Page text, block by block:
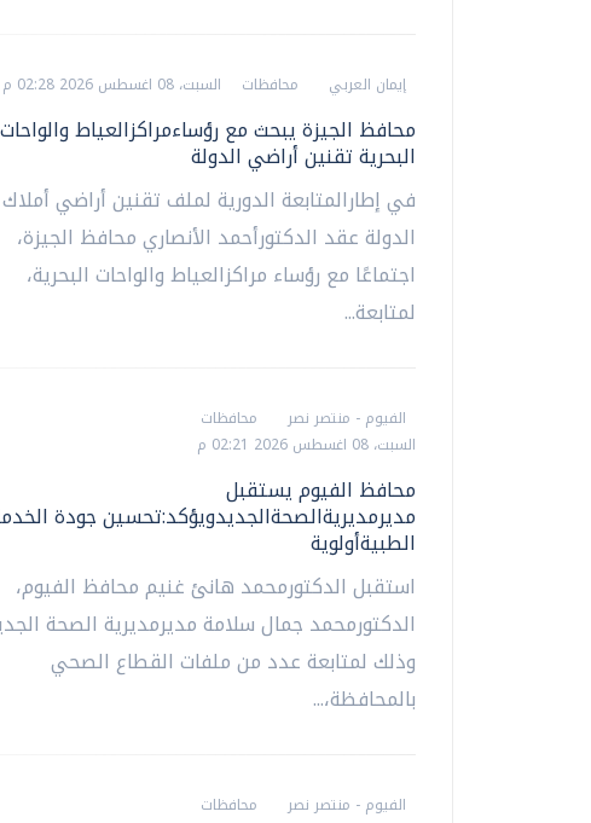
إيمان العربي محافظات السبت، 08 اغسطس 2026 02:28 م
محافظ الجيزة يبحث مع رؤساءمراكزالعياط والواحات
البحرية تقنين أراضي الدولة
في إطارالمتابعة الدورية لملف تقنين أراضي أملاك
الدولة عقد الدكتورأحمد الأنصاري محافظ الجيزة،
اجتماعًا مع رؤساء مراكزالعياط والواحات البحرية،
لمتابعة...
الفيوم - منتصر نصر
محافظات
السبت، 08 اغسطس 2026 02:21 م
محافظ الفيوم يستقبل
مديرمديريةالصحةالجديدويؤكد:تحسين جودة
الطبيةأولوية
استقبل الدكتورمحمد هانئ غنيم محافظ الفيوم،
الدكتورمحمد جمال سلامة مديرمديرية الصحة
وذلك لمتابعة عدد من ملفات القطاع الصحي
بالمحافظة،...
الفيوم - منتصر نصر
محافظات